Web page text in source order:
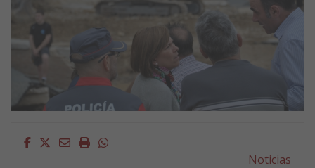
Facebook
Twitter
EmailImprimirWhatsapp
Noticias